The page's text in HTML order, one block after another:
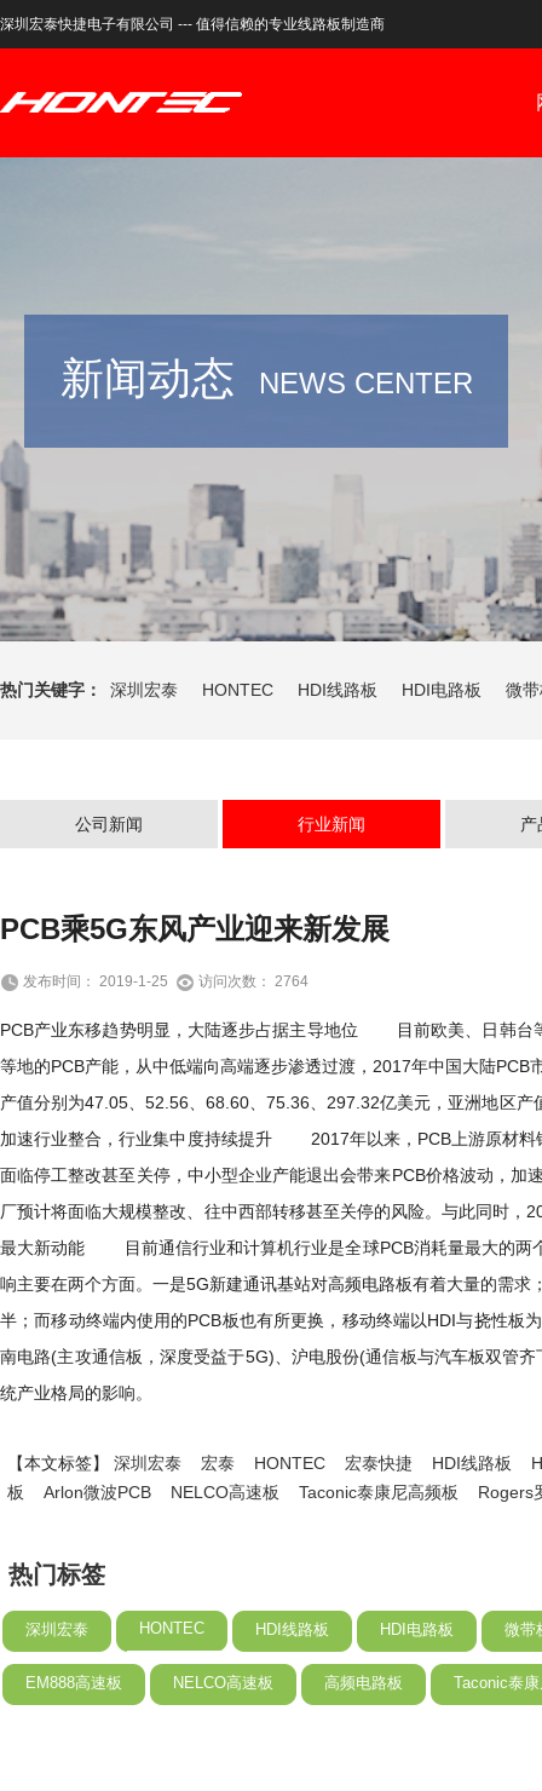
深圳宏泰快捷电子有限公司 --- 值得信赖的专业线路板制造商
新闻动态 NEWS CENTER
热门关键字： 深圳宏泰 HONTEC HDI线路板 HDI电路板 微
公司新闻 行业新闻 产
PCB乘5G东风产业迎来新发展
发布时间： 2019-1-25 访问次数： 2764
PCB产业东移趋势明显，大陆逐步占据主导地位 目前欧美、日韩台
等地的PCB产能，从中低端向高端逐步渗透过渡，2017年中国大陆
产值分别为47.05、52.56、68.60、75.36、297.32亿美元，亚洲地区
加速行业整合，行业集中度持续提升 2017年以来，PCB上游原材料
面临停工整改甚至关停，中小型企业产能退出会带来PCB价格波动，
厂预计将面临大规模整改、往中西部转移甚至关停的风险。与此同时
最大新动能 目前通信行业和计算机行业是全球PCB消耗量最大的两
响主要在两个方面。一是5G新建通讯基站对高频电路板有着大量的需
半；而移动终端内使用的PCB板也有所更换，移动终端以HDI与挠
南电路(主攻通信板，深度受益于5G)、沪电股份(通信板与汽车板双
统产业格局的影响。
【本文标签】 深圳宏泰 宏泰 HONTEC 宏泰快捷 HDI线路板
板
Arlon微波PCB NELCO高速板 Taconic泰康尼高频板 Rogers
热门标签
深圳宏泰 HONTEC HDI线路板 HDI电路板 微带
EM888高速板 NELCO高速板 高频电路板 Taconic泰